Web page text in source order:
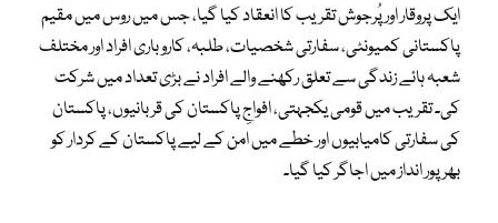
ایک پروقار اور پُرجوش تقریب کا انعقاد کیا گیا، جس میں روس میں مقیم
پاکستانی کمیونٹی، سفارتی شخصیات، طلبہ، کاروباری افراد اور مختلف
شعبہ ہائے زندگی سے تعلق رکھنے والے افراد نے بڑی تعداد میں شرکت
کی۔ تقریب میں قومی یکجہتی، افواجِ پاکستان کی قربانیوں، پاکستان
کی سفارتی کامیابیوں اور خطے میں امن کے لیے پاکستان کے کردار کو
بھرپور انداز میں اجاگر کیا گیا۔